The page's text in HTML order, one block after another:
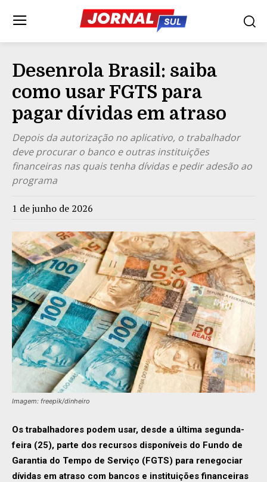
Desenrola Brasil: saiba
como usar FGTS para
pagar dívidas em atraso
Depois da autorização no aplicativo, o trabalhador
deve procurar o banco e outras instituições
financeiras nas quais tenha dívidas e pedir adesão ao
programa
1 de junho de 2026
Imagem: freepik/dinheiro
Os trabalhadores podem usar, desde a última segunda-
feira (25), parte dos recursos disponíveis do Fundo de
Garantia do Tempo de Serviço (FGTS) para renegociar
dívidas em atraso com bancos e instituições financeiras